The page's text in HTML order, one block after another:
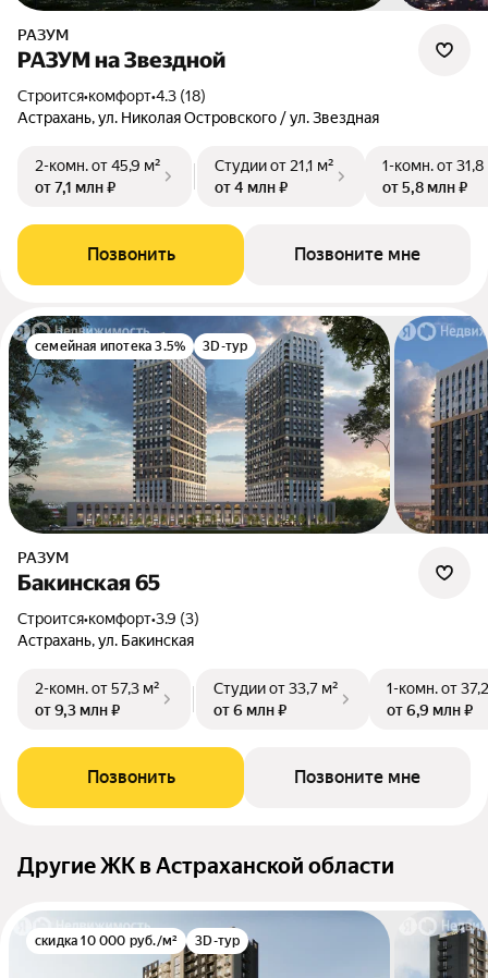
РАЗУМ
РАЗУМ на Звездной
Строится•комфорт•4.3 (18)
Астрахань, ул. Николая Островского / ул. Звездная
2-комн.от 45,9 м²
от 7,1 млн ₽
Студииот 21,1 м²
от 4 млн ₽
1-комн.от 31,8
от 5,8 млн ₽
Позвонить Позвоните мне
семейная ипотека 3.5% 3D-тур
РАЗУМ
Бакинская 65
Строится•комфорт•3.9 (3)
Астрахань, ул. Бакинская
2-комн.от 57,3 м²
от 9,3 млн ₽
Студииот 33,7 м²
от 6 млн ₽
1-комн.от
от 6,9 млн ₽
Позвонить Позвоните мне
Другие ЖК в Астраханской области
скидка 10 000 руб./м² 3D-тур